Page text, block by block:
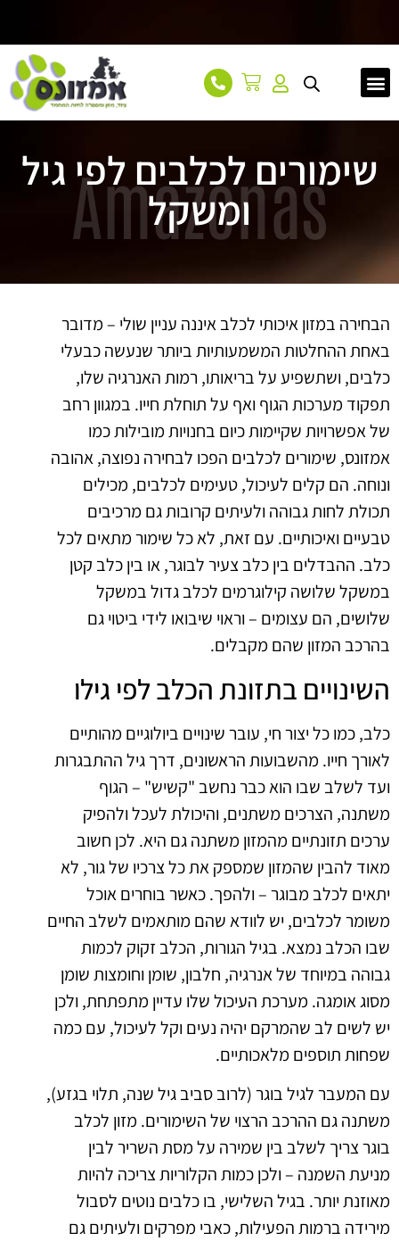
שימורים לכלבים לפי גיל
ומשקל
Amazonas
הבחירה במזון איכותי לכלב איננה עניין שולי – מדובר
באחת ההחלטות המשמעותיות ביותר שנעשה כבעלי
כלבים, ושתשפיע על בריאותו, רמות האנרגיה שלו,
תפקוד מערכות הגוף ואף על תוחלת חייו. במגוון רחב
של אפשרויות שקיימות כיום בחנויות מובילות כמו
אמזונס, שימורים לכלבים הפכו לבחירה נפוצה, אהובה
ונוחה. הם קלים לעיכול, טעימים לכלבים, מכילים
תכולת לחות גבוהה ולעיתים קרובות גם מרכיבים
טבעיים ואיכותיים. עם זאת, לא כל שימור מתאים לכל
כלב. ההבדלים בין כלב צעיר לבוגר, או בין כלב קטן
במשקל שלושה קילוגרמים לכלב גדול במשקל
שלושים, הם עצומים – וראוי שיבואו לידי ביטוי גם
בהרכב המזון שהם מקבלים.
השינויים בתזונת הכלב לפי גילו
כלב, כמו כל יצור חי, עובר שינויים ביולוגיים מהותיים
לאורך חייו. מהשבועות הראשונים, דרך גיל ההתבגרות
ועד לשלב שבו הוא כבר נחשב "קשיש" – הגוף
משתנה, הצרכים משתנים, והיכולת לעכל ולהפיק
ערכים תזונתיים מהמזון משתנה גם היא. לכן חשוב
מאוד להבין שהמזון שמספק את כל צרכיו של גור, לא
יתאים לכלב מבוגר – ולהפך. כאשר בוחרים אוכל
משומר לכלבים, יש לוודא שהם מותאמים לשלב החיים
שבו הכלב נמצא. בגיל הגורות, הכלב זקוק לכמות
גבוהה במיוחד של אנרגיה, חלבון, שומן וחומצות שומן
מסוג אומגה. מערכת העיכול שלו עדיין מתפתחת, ולכן
יש לשים לב שהמרקם יהיה נעים וקל לעיכול, עם כמה
שפחות תוספים מלאכותיים.
עם המעבר לגיל בוגר (לרוב סביב גיל שנה, תלוי בגזע),
משתנה גם ההרכב הרצוי של השימורים. מזון לכלב
בוגר צריך לשלב בין שמירה על מסת השריר לבין
מניעת השמנה – ולכן כמות הקלוריות צריכה להיות
מאוזנת יותר. בגיל השלישי, בו כלבים נוטים לסבול
מירידה ברמות הפעילות, כאבי מפרקים ולעיתים גם